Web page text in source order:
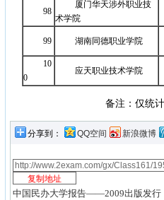
98
厦门华天涉外职业技
术学院
99 湖南同德职业学院
10
0
应天职业技术学院
备注：仅统
分享到： QQ空间 新浪微博
中国民办大学报告——2009出版发行